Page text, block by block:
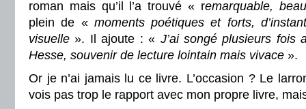
roman mais qu’il l’a trouvé « remarquable,
plein de « moments poétiques et forts,
visuelle ». Il ajoute : « J’ai songé plusieurs fois
Hesse, souvenir de lecture lointain mais vivace ».
Or je n’ai jamais lu ce livre. L’occasion ? Le
vois pas trop le rapport avec mon propre livre,